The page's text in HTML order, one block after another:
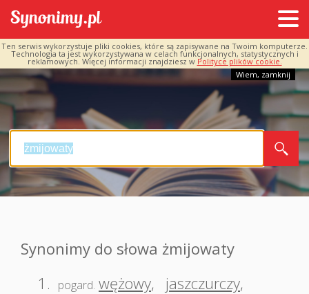
Ten serwis wykorzystuje pliki cookies, które są zapisywane na Twoim komputerze.
Technologia ta jest wykorzystywana w celach funkcjonalnych, statystycznych i
reklamowych. Więcej informacji znajdziesz w Polityce plików cookie.
Wiem, zamknij
Synonimy do słowa żmijowaty
1.
pogard. wężowy, jaszczurczy,